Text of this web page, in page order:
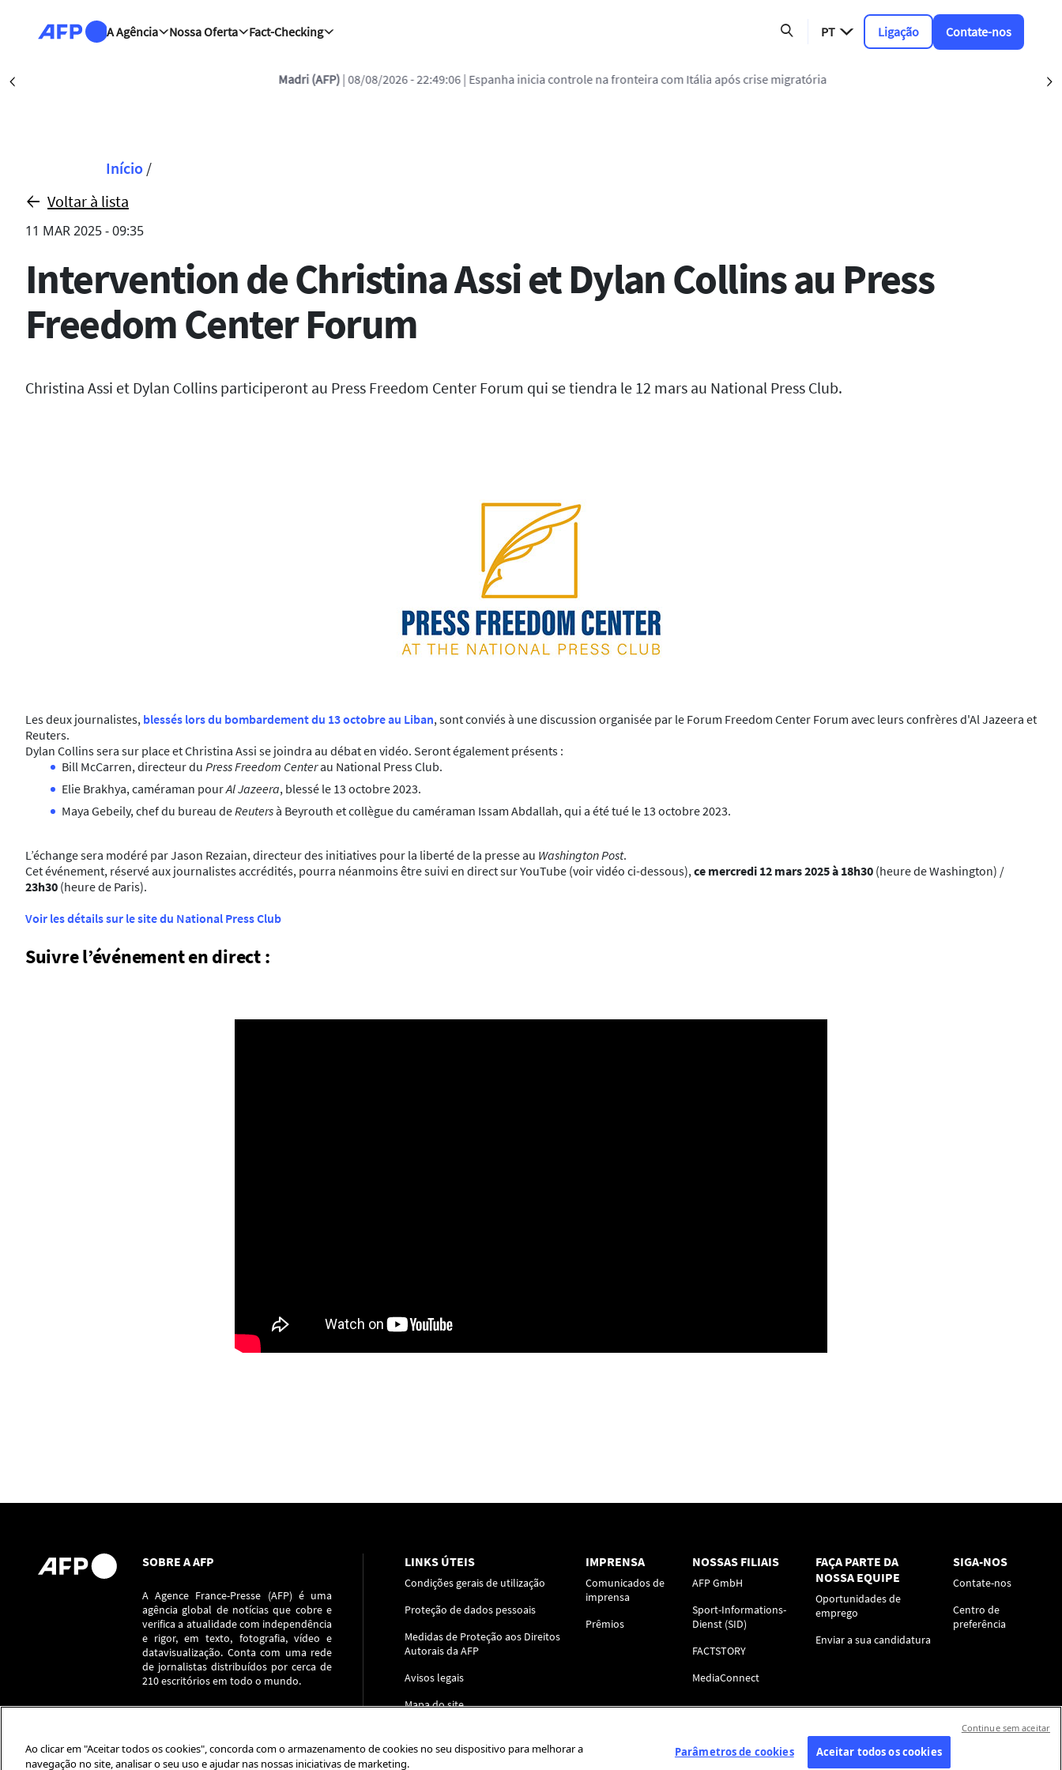
A Agência
Nossa Oferta Fact-Checking PT Ligação Contate-nos
Madri (AFP)| 08/08/2026 - 22:49:06| Espanha inicia controle na fronteira com Itália após crise migratória
Navegação estrutural
Início /
Voltar à lista
11 MAR 2025 - 09:35
Intervention de Christina Assi et Dylan Collins au Press
Freedom Center Forum
Christina Assi et Dylan Collins participeront au Press Freedom Center Forum qui se tiendra le 12 mars au National Press Club.
Les deux journalistes, blessés lors du bombardement du 13 octobre au Liban, sont conviés à une discussion organisée par le Forum Freedom Center Forum avec leurs confrères d'Al Jazeera et
Reuters.
Dylan Collins sera sur place et Christina Assi se joindra au débat en vidéo. Seront également présents :
Bill McCarren, directeur du Press Freedom Centerau National Press Club.
Elie Brakhya, caméraman pourAl Jazeera, blessé le 13 octobre 2023.
Maya Gebeily, chef du bureau deReutersà Beyrouth et collègue du caméraman Issam Abdallah, qui a été tué le 13 octobre 2023.
L’échange sera modéré par Jason Rezaian, directeur des initiatives pour la liberté de la presse au Washington Post.
Cet événement, réservé aux journalistes accrédités, pourra néanmoins être suivi en direct sur YouTube (voir vidéo ci-dessous),ce mercredi 12 mars 2025 à 18h30 (heure de Washington) /
23h30 (heure de Paris).
Voir les détails sur le site du National Press Club
Suivre l’événement en direct :
SOBRE A AFP
A Agence France-Presse (AFP) é uma
agência global de notícias que cobre e
verifica a atualidade com independência
e rigor, em texto, fotografia, vídeo e
datavisualização. Conta com uma rede
de jornalistas distribuídos por cerca de
210 escritórios em todo o mundo.
LINKS ÚTEIS
Condições gerais de utilização
Proteção de dados pessoais
Medidas de Proteção aos Direitos
Autorais da AFP
Avisos legais
Mapa do site
IMPRENSA
Comunicados de
imprensa
Prêmios
NOSSAS FILIAIS
AFP GmbH
Sport-Informations-
Dienst (SID)
FACTSTORY
MediaConnect
FAÇA PARTE DA
NOSSA EQUIPE
Oportunidades de
emprego
Enviar a sua candidatura
SIGA-NOS
Contate-nos
Centro de
preferência
Ao clicar em "Aceitar todos os cookies", concorda com o armazenamento de cookies no seu dispositivo para melhorar a
navegação no site, analisar o seu uso e ajudar nas nossas iniciativas de marketing.
Parâmetros de cookies Aceitar todos os cookies
Continue sem aceitar